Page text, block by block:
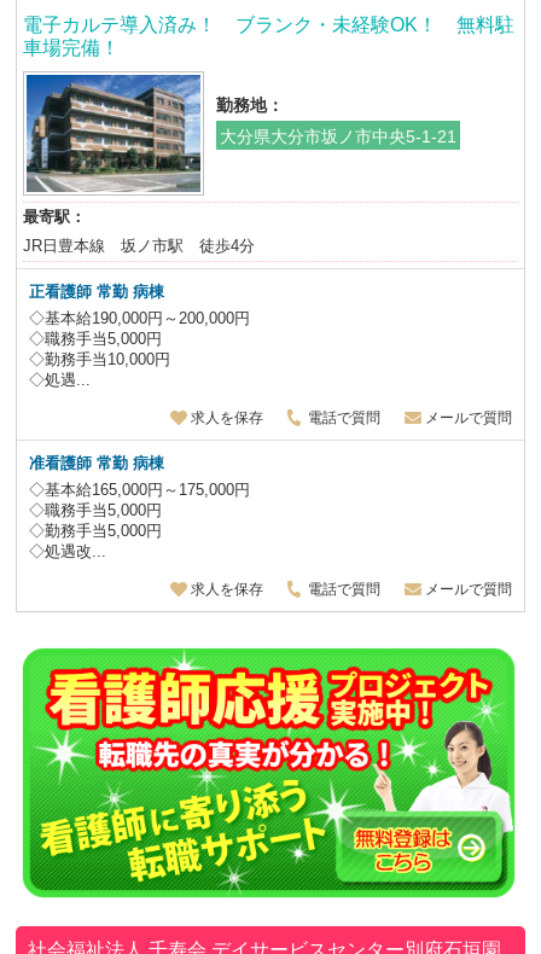
電子カルテ導入済み！ ブランク・未経験OK！ 無料駐
車場完備！
勤務地：
大分県大分市坂ノ市中央5-1-21
最寄駅：
JR日豊本線 坂ノ市駅 徒歩4分
正看護師 常勤 病棟
◇基本給190,000円～200,000円
◇職務手当5,000円
◇勤務手当10,000円
◇処遇...
求人を保存 電話で質問 メールで質問
准看護師 常勤 病棟
◇基本給165,000円～175,000円
◇職務手当5,000円
◇勤務手当5,000円
◇処遇改...
求人を保存 電話で質問 メールで質問
社会福祉法人 千寿会 デイサービスセンター別府石垣園